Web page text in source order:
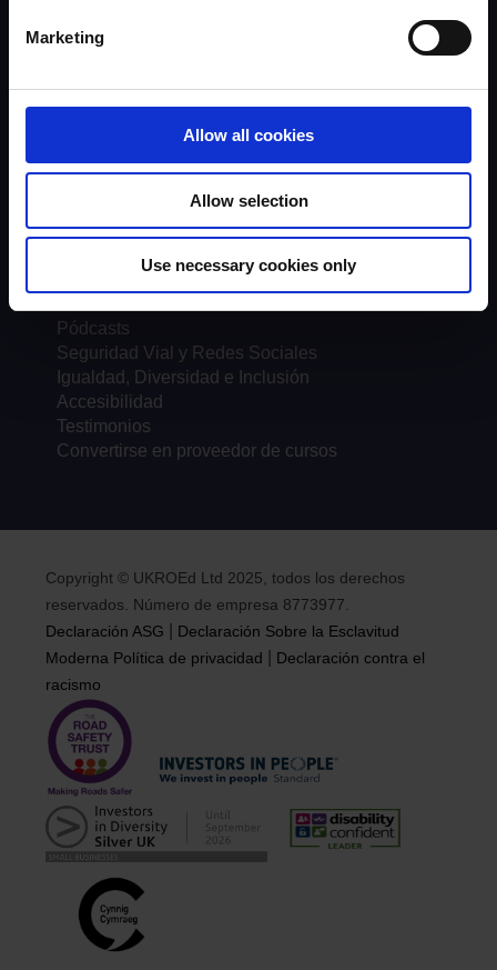
Marketing
Allow all cookies
Allow selection
Use necessary cookies only
Multimedia
The Road Safety Trust
Ubicaciones del curso
Pódcasts
Seguridad Vial y Redes Sociales
Igualdad, Diversidad e Inclusión
Accesibilidad
Testimonios
Convertirse en proveedor de cursos
Copyright © UKROEd Ltd 2025, todos los derechos
reservados. Número de empresa 8773977.
Declaración ASG
Declaración Sobre la Esclavitud
Moderna Política de privacidad
Declaración contra el
racismo